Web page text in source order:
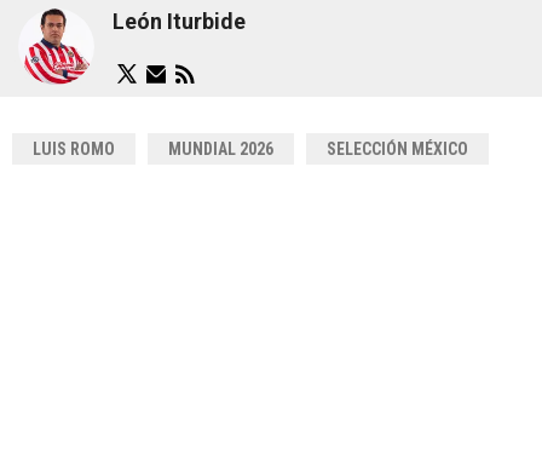
León Iturbide
LUIS ROMO MUNDIAL 2026 SELECCIÓN MÉXICO